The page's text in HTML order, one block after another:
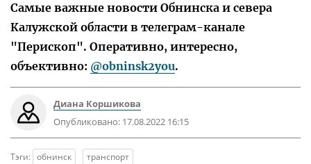
Самые важные новости Обнинска и севера
Калужской области в телеграм-канале
"Перископ". Оперативно, интересно,
объективно: @obninsk2you.
Диана Коршикова
Опубликовано: 17.08.2022 16:15
Тэги: обнинск транспорт